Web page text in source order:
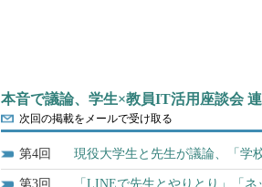
本音で議論、学生×教員IT活用座談会
次回の掲載をメールで受け取る
4 現役大学生と先生が議論、「学
3 「LINEで先生とやりとり」「